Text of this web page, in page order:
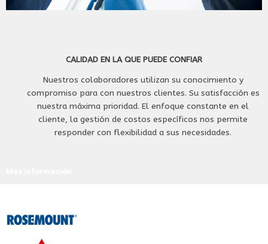
CALIDAD EN LA QUE PUEDE CONFIAR
Nuestros colaboradores utilizan su conocimiento y
compromiso para con nuestros clientes. Su satisfacción es
nuestra máxima prioridad. El enfoque constante en el
cliente, la gestión de costos específicos nos permite
responder con flexibilidad a sus necesidades.